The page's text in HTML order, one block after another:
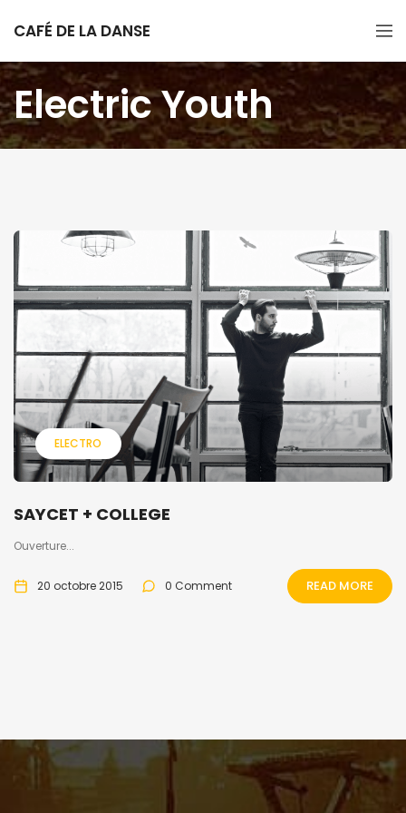
CAFÉ DE LA DANSE
Electric Youth
ELECTRO
SAYCET + COLLEGE
Ouverture...
20 octobre 2015 0 Comment READ MORE